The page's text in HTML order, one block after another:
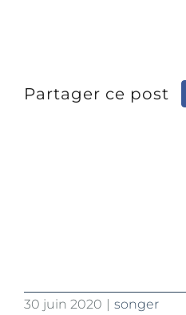
Partager ce post
30 juin 2020 | songer